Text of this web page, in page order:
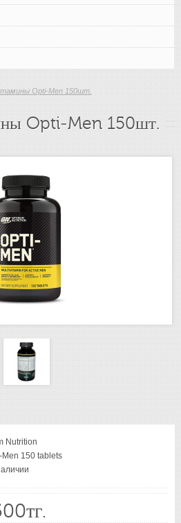
Opti-Men 150шт.
Opti-Men 150шт.
Nutrition
Men 150 tablets